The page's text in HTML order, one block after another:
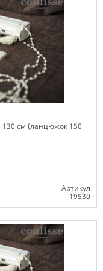
130 см (ланцюжок 150
Артикул
19530